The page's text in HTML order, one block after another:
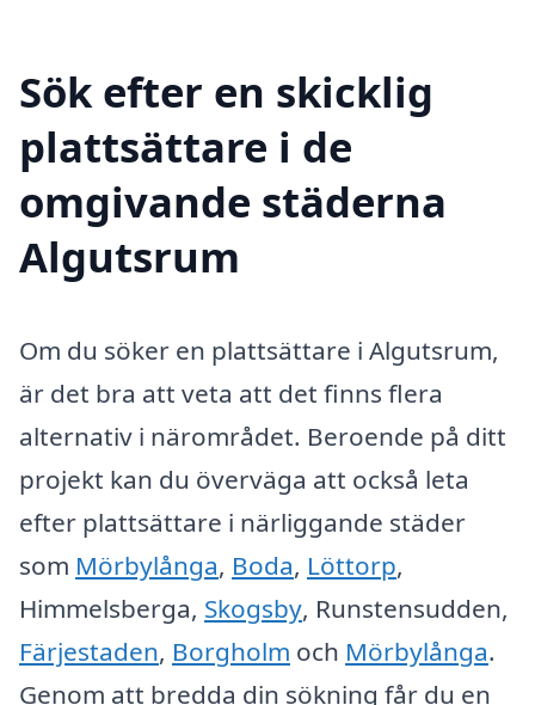
Sök efter en skicklig
plattsättare i de
omgivande städerna
Algutsrum
Om du söker en plattsättare i Algutsrum,
är det bra att veta att det finns flera
alternativ i närområdet. Beroende på ditt
projekt kan du överväga att också leta
efter plattsättare i närliggande städer
som Mörbylånga, Boda, Löttorp,
Himmelsberga, Skogsby, Runstensudden,
Färjestaden, Borgholm och Mörbylånga.
Genom att bredda din sökning får du en